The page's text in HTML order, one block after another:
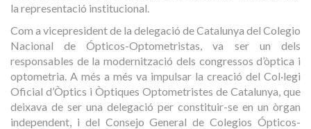
la representació institucional.
Com a vicepresident de la delegació de Catalunya del Colegio
Nacional de Ópticos-Optometristas, va ser un dels
responsables de la modernització dels congressos d’òptica i
optometria. A més a més va impulsar la creació del Col·legi
Oficial d’Òptics i Òptiques Optometristes de Catalunya, que
deixava de ser una delegació per constituir-se en un òrgan
independent, i del Consejo General de Colegios Ópticos-